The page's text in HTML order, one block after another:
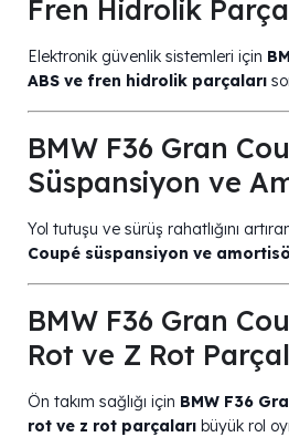
Fren Hidrolik
Elektronik güvenlik sistemleri için
ABS ve fren hidrolik parçaları
BMW F36 Gran
Süspansiyon ve
Yol tutuşu ve sürüş rahatlığını
Coupé süspansiyon ve
BMW F36 Gran
Rot ve Z Rot
Ön takım sağlığı için BMW F36
rot ve z rot parçaları büyük rol